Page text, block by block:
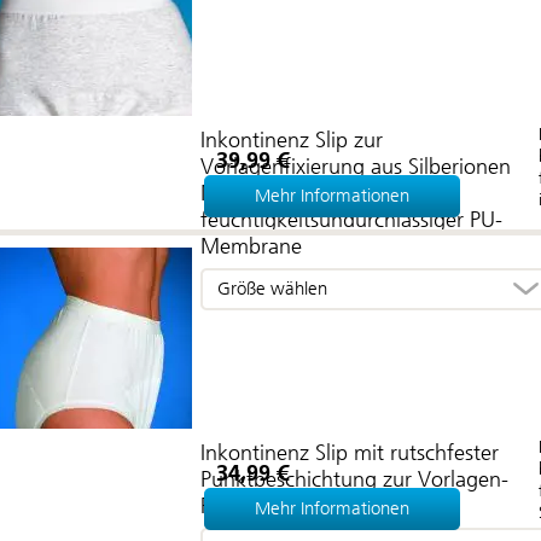
Inkontinenz Slip zur
Vorlagenfixierung aus Silberionen
Material mit großer
feuchtigkeitsundurchlässiger PU-
Membrane
Größe wählen
39,99 €
Mehr Informationen
Inkontinenz Slip mit rutschfester
Punktbeschichtung zur Vorlagen-
Fixierung
34,99 €
Mehr Informationen